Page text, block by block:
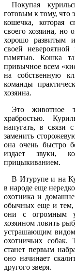
Покупая
готовым к тому, что
кошечка, которая
своего хозяина, но
хорошо развитым
своей невероятной
памятью. Кошка
привычное всем
на собственную
команды
хозяина.
Это животное
храбростью.
напугать, в связи
заменить
она очень быстро
издает звуки,
прицыкиванием.
В Итурупе и на
в народе еще
охотника и
обычных еще и тем,
они с огромным
хозяином ловить
устрашающим
охотничьих
станет первым
оно начинает
другого зверя.